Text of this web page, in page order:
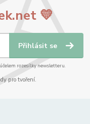
💛
Přihlásit se
rozesílky newsletteru.
pro tvoření.